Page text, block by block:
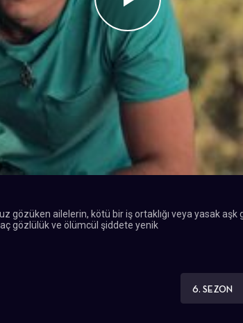
Videoyu
Oynat
gözüken ailelerin, kötü bir iş ortaklığı veya yasak aşk
aç gözlülük ve ölümcül şiddete yenik
6. SEZON